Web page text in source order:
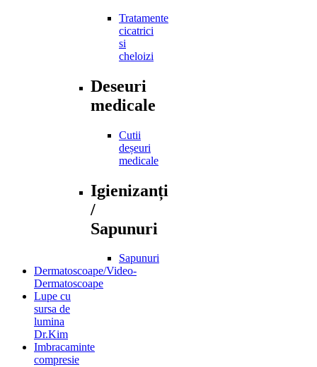
Tratamente
cicatrici
si
cheloizi
Deseuri
medicale
Cutii
deșeuri
medicale
Igienizanți
/
Sapunuri
Sapunuri
Dermatoscoape/Video-
Dermatoscoape
Lupe cu
sursa de
lumina
Dr.Kim
Imbracaminte
compresie